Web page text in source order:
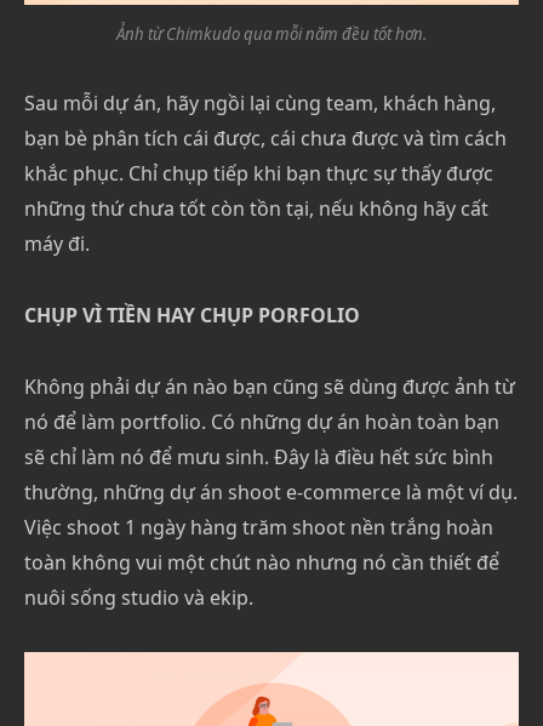
Ảnh từ Chimkudo qua mỗi năm đều tốt hơn.
Sau mỗi dự án, hãy ngồi lại cùng team, khách hàng,
bạn bè phân tích cái được, cái chưa được và tìm cách
khắc phục. Chỉ chụp tiếp khi bạn thực sự thấy được
những thứ chưa tốt còn tồn tại, nếu không hãy cất
máy đi.
CHỤP VÌ TIỀN HAY CHỤP PORFOLIO
Không phải dự án nào bạn cũng sẽ dùng được ảnh từ
nó để làm portfolio. Có những dự án hoàn toàn bạn
sẽ chỉ làm nó để mưu sinh. Đây là điều hết sức bình
thường, những dự án shoot e-commerce là một ví dụ.
Việc shoot 1 ngày hàng trăm shoot nền trắng hoàn
toàn không vui một chút nào nhưng nó cần thiết để
nuôi sống studio và ekip.